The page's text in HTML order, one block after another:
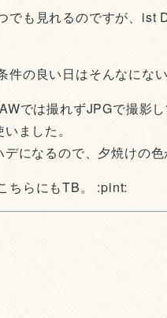
も見れるのですが、ist
の良い日はそんなにない
では撮れずJPGで撮影
ました。
になるので、夕焼けの
ちらにもTB。 :pint: